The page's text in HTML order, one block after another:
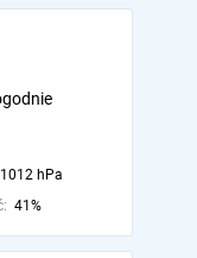
1012 hPa
41%